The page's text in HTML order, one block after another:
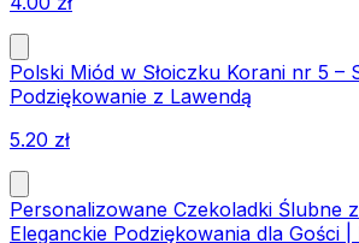
Polski Miód w Słoiczku Korani nr 5 –
Podziękowanie z Lawendą
5.20 zł
Personalizowane Czekoladki Ślubne z
Eleganckie Podziękowania dla Gości